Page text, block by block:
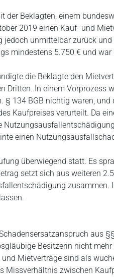
der Beklagten, einem
2019 einen Kauf- und
jedoch unmittelbar zurück
mindestens 5.750 € und
die Beklagte den
Dritten. In einem Vorprozess
§ 134 BGB nichtig waren,
Kaufpreises verurteilt. Da
einen
überwiegend statt. Es
setzt sich aus weiteren
zusammen.
aus
Besitzerin nicht
Mietverträge sind als
Missverhältnis zwischen